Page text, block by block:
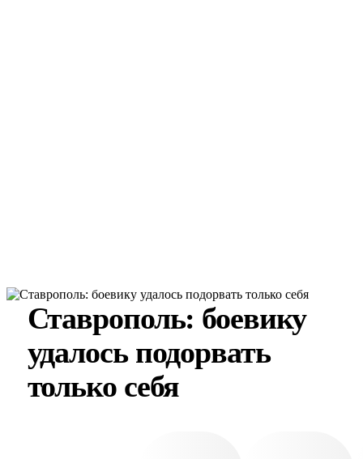
Ставрополь: боевику
удалось подорвать
только себя